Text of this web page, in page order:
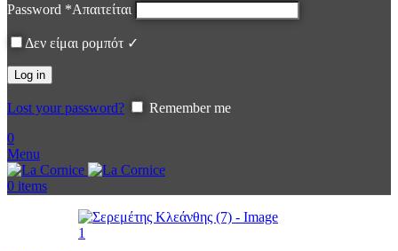
Password *Απαιτείται
Δεν είμαι ρομπότ ✓
Log in
Lost your password?
Remember me
0
Menu
0 items